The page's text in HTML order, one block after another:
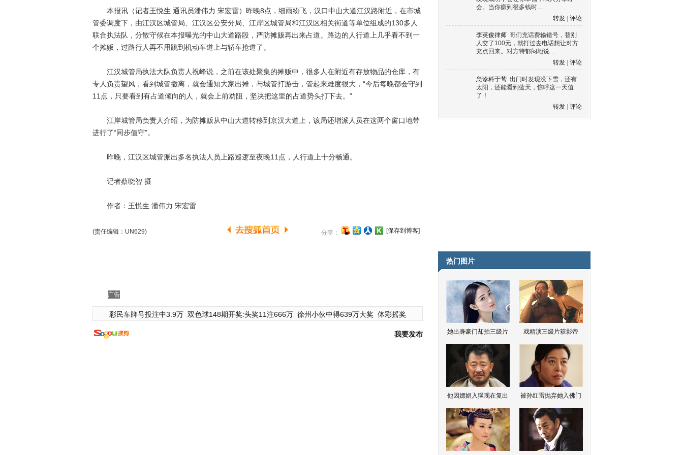
本报讯（记者王悦生 通讯员潘伟力 宋宏雷）昨晚8点，细雨纷飞，汉口中山大道江汉路附近，在市城
管委调度下，由江汉区城管局、江汉区公安分局、江岸区城管局和江汉区相关街道等单位组成的130多人
联合执法队，分散守候在本报曝光的中山大道路段，严防摊贩再出来占道。路边的人行道上几乎看不到一
个摊贩，过路行人再不用跳到机动车道上与轿车抢道了。
江汉城管局执法大队负责人祝峰说，之前在该处聚集的摊贩中，很多人在附近有存放物品的仓库，有
专人负责望风，看到城管撤离，就会通知大家出摊，与城管打游击，管起来难度很大，“今后每晚都会守到
11点，只要看到有占道倾向的人，就会上前劝阻，坚决把这里的占道势头打下去。”
江岸城管局负责人介绍，为防摊贩从中山大道转移到京汉大道上，该局还增派人员在这两个窗口地带
进行了“同步值守”。
昨晚，江汉区城管派出多名执法人员上路巡逻至夜晚11点，人行道上十分畅通。
记者蔡晓智 摄
作者：王悦生 潘伟力 宋宏雷
(责任编辑：UN629) 分享： [保存到博客]
广告
彩民车牌号投注中3.9万 双色球148期开奖:头奖11注666万 徐州小伙中得639万大奖 体彩摇奖
我要发布
会。当你赚到很多钱时…
转发
评论
李英俊律师 哥们充话费输错号，替别
人交了100元，就打过去电话想让对方
充点回来。对方特郁闷地说…
转发
评论
急诊科于莺 出门时发现没下雪，还有
太阳，还能看到蓝天，惊呼这一天值
了！
转发
评论
热门图片
她出身豪门却拍三级片 戏精演三级片获影帝
他因嫖娼入狱现在复出 被孙红雷抛弃她入佛门